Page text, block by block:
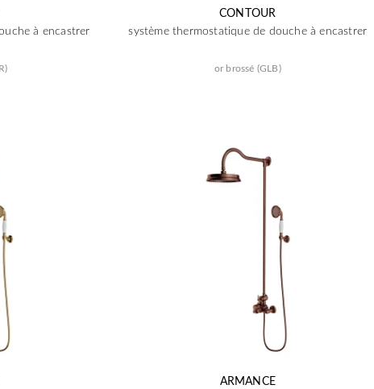
à encastrer
CONTOUR
système thermostatique de douche à encastrer
or brossé (GLB)
ARMANCE